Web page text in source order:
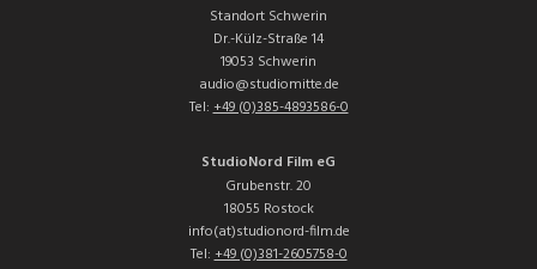
Standort Schwerin
Dr.-Külz-Straße 14
19053 Schwerin
audio@studiomitte.de
Tel:+49 (0)385-4893586-0
StudioNord Film eG
Grubenstr. 20
18055 Rostock
info(at)studionord-film.de
Tel:+49 (0)381-2605758-0